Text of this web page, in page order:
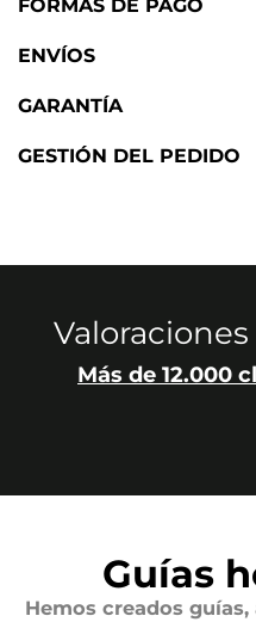
FORMAS DE PAGO
ENVÍOS
GARANTÍA
GESTIÓN DEL PEDIDO
Más de 12.000
Guías
Hemos creados